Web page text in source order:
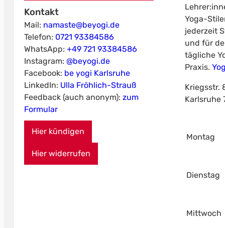
Kontakt
Mail: namaste@beyogi.de
Telefon: 0721 93384586
WhatsApp: +49 721 93384586
Instagram: @beyogi.de
Facebook: be yogi Karlsruhe
LinkedIn: Ulla Fröhlich-Strauß
Feedback (auch anonym): zum
Formular
Hier kündigen
Hier widerrufen
Yoga-
jederzeit
und für
tägliche
Praxis.
Kriegsstr.
Karlsruhe
Montag
Dienstag
Mittwoch